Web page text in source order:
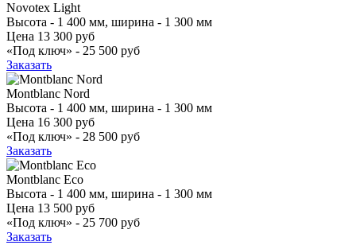
Novotex Light
Высота - 1 400 мм, ширина - 1 300 мм
Цена 13 300 руб
«Под ключ» - 25 500 руб
Заказать
Montblanc Nord
Высота - 1 400 мм, ширина - 1 300 мм
Цена 16 300 руб
«Под ключ» - 28 500 руб
Заказать
Montblanc Eco
Высота - 1 400 мм, ширина - 1 300 мм
Цена 13 500 руб
«Под ключ» - 25 700 руб
Заказать